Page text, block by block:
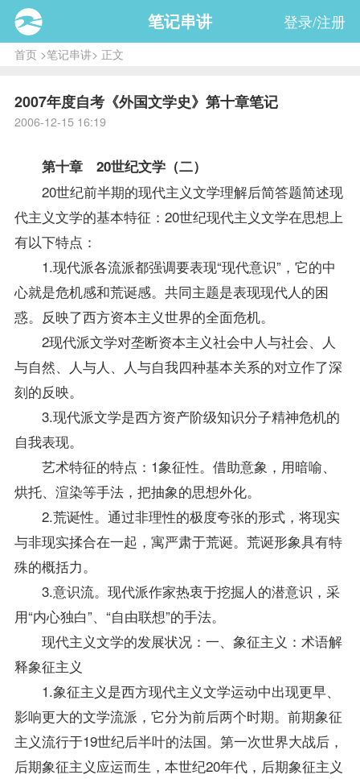
笔记串讲 登录/注册
首页>笔记串讲> 正文
2007年度自考《外国文学史》第十章笔记
2006-12-15 16:19
第十章 20世纪文学（二）
20世纪前半期的现代主义文学理解后简答题简述现
代主义文学的基本特征：20世纪现代主义文学在思想上
有以下特点：
1.现代派各流派都强调要表现“现代意识”，它的中
心就是危机感和荒诞感。共同主题是表现现代人的困
惑。反映了西方资本主义世界的全面危机。
2现代派文学对垄断资本主义社会中人与社会、人
与自然、人与人、人与自我四种基本关系的对立作了深
刻的反映。
3.现代派文学是西方资产阶级知识分子精神危机的
自我表现。
艺术特征的特点：1象征性。借助意象，用暗喻、
烘托、渲染等手法，把抽象的思想外化。
2.荒诞性。通过非理性的极度夸张的形式，将现实
与非现实揉合在一起，寓严肃于荒诞。荒诞形象具有特
殊的概括力。
3.意识流。现代派作家热衷于挖掘人的潜意识，采
用“内心独白”、“自由联想”的手法。
现代主义文学的发展状况：一、象征主义：术语解
释象征主义
1.象征主义是西方现代主义文学运动中出现更早、
影响更大的文学流派，它分为前后两个时期。前期象征
主义流行于19世纪后半叶的法国。第一次世界大战后，
后期象征主义应运而生，本世纪20年代，后期象征主义